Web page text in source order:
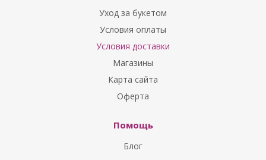
Уход за букетом
Условия оплаты
Условия доставки
Магазины
Карта сайта
Оферта
Помощь
Блог